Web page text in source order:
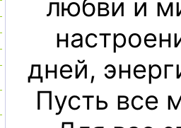
любви и
дней,
Пусть все